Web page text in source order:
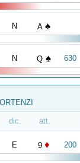
N A ♠
N Q ♠ 630
dic. att.
E 9 ♦ 200